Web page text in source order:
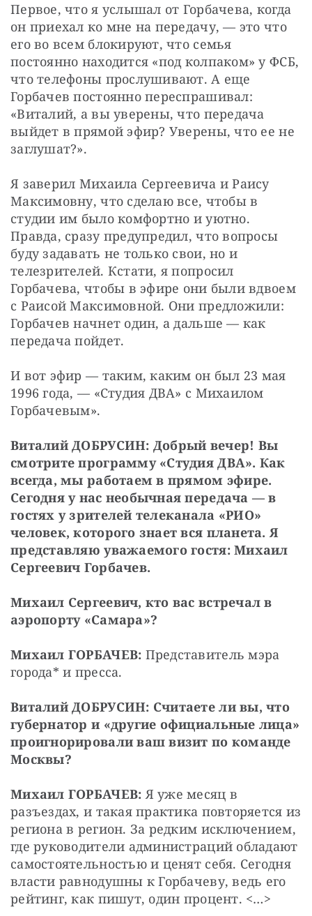
Первое, что я услышал от Горбачева, когда
он приехал ко мне на передачу, — это что
его во всем блокируют, что семья
постоянно находится «под колпаком» у ФСБ,
что телефоны прослушивают. А еще
Горбачев постоянно переспрашивал:
«Виталий, а вы уверены, что передача
выйдет в прямой эфир? Уверены, что ее не
заглушат?».
Я заверил Михаила Сергеевича и Раису
Максимовну, что сделаю все, чтобы в
студии им было комфортно и уютно.
Правда, сразу предупредил, что вопросы
буду задавать не только свои, но и
телезрителей. Кстати, я попросил
Горбачева, чтобы в эфире они были вдвоем
с Раисой Максимовной. Они предложили:
Горбачев начнет один, а дальше — как
передача пойдет.
И вот эфир — таким, каким он был 23 мая
1996 года, — «Студия ДВА» с Михаилом
Горбачевым».
Виталий ДОБРУСИН: Добрый вечер! Вы
смотрите программу «Студия ДВА». Как
всегда, мы работаем в прямом эфире.
Сегодня у нас необычная передача — в
гостях у зрителей телеканала «РИО»
человек, которого знает вся планета. Я
представляю уважаемого гостя: Михаил
Сергеевич Горбачев.
Михаил Сергеевич, кто вас встречал в
аэропорту «Самара»?
Михаил ГОРБАЧЕВ: Представитель мэра
города* и пресса.
Виталий ДОБРУСИН: Считаете ли вы, что
губернатор и «другие официальные лица»
проигнорировали ваш визит по команде
Москвы?
Михаил ГОРБАЧЕВ: Я уже месяц в
разъездах, и такая практика повторяется из
региона в регион. За редким исключением,
где руководители администраций обладают
самостоятельностью и ценят себя. Сегодня
власти равнодушны к Горбачеву, ведь его
рейтинг, как пишут, один процент. <…>